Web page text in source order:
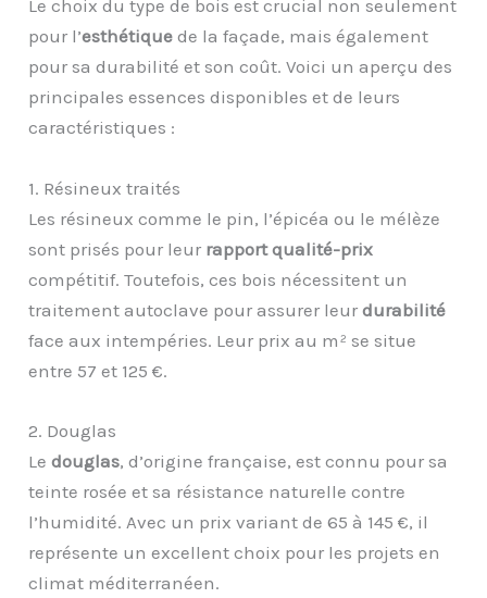
Le choix du type de bois est crucial non seulement
pour l’esthétique de la façade, mais également
pour sa durabilité et son coût. Voici un aperçu des
principales essences disponibles et de leurs
caractéristiques :
1. Résineux traités
Les résineux comme le pin, l’épicéa ou le mélèze
sont prisés pour leur rapport qualité-prix
compétitif. Toutefois, ces bois nécessitent un
traitement autoclave pour assurer leurdurabilité
face aux intempéries. Leur prix au m² se situe
entre 57 et 125 €.
2. Douglas
Ledouglas, d’origine française, est connu pour sa
teinte rosée et sa résistance naturelle contre
l’humidité. Avec un prix variant de 65 à 145 €, il
représente un excellent choix pour les projets en
climat méditerranéen.